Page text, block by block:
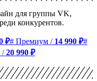
для группы VK,
конкурентов.
₽# Премиум / 14 990 ₽#
/20 990 ₽